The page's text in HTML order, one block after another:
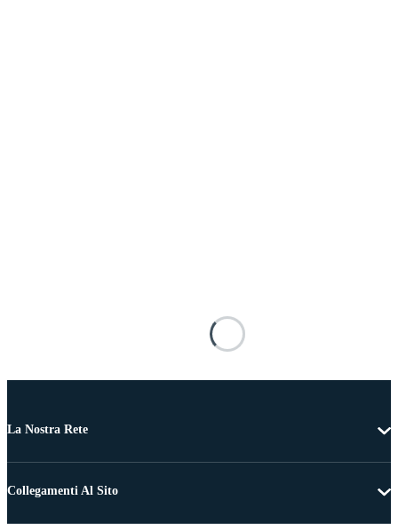
La Nostra Rete
Collegamenti Al Sito